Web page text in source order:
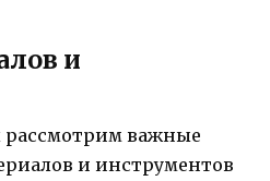
и
рассмотрим важные
и инструментов